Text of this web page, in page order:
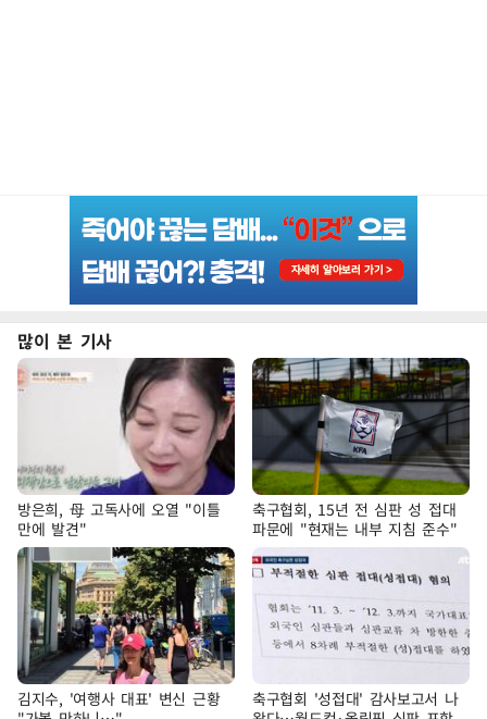
많이 본 기사
방은희, 母 고독사에 오열 "이틀
만에 발견"
축구협회, 15년 전 심판 성 접대
파문에 "현재는 내부 지침 준수"
김지수, '여행사 대표' 변신 근황
축구협회 '성접대' 감사보고서 나